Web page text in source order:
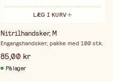
LÆG I KURV
Nitrilhandsker, M
Engangshandsker, pakke med 100 stk.
85,00 kr
På lager